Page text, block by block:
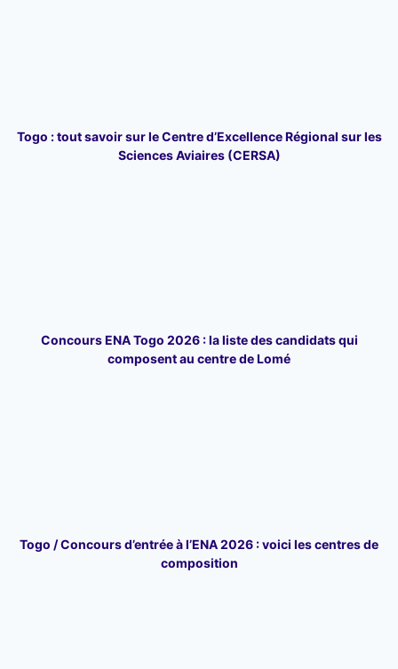
Togo : tout savoir sur le Centre d’Excellence Régional sur les
Sciences Aviaires (CERSA)
Concours ENA Togo 2026 : la liste des candidats qui
composent au centre de Lomé
Togo / Concours d’entrée à l’ENA 2026 : voici les centres de
composition